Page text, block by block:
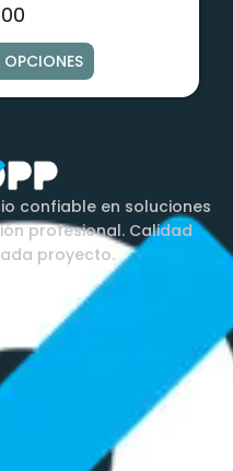
OPCIONES
confiable en soluciones
profesional. Calidad
proyecto.